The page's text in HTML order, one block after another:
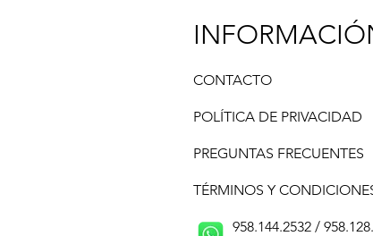
CONTACTO
POLÍTICA DE PRIVACIDAD
PREGUNTAS FRECUENTES
TÉRMINOS Y
958.144.2532 /